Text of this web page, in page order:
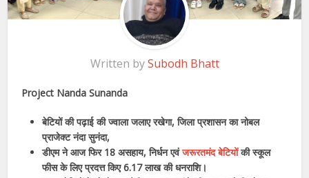
Written bySubodh Bhatt
Project Nanda Sunanda
बेटियों की पढ़ाई की ज्वाला जलाए रखेगा, जिला प्रशासन का नोबल
प्राजेक्ट नंदा सुनंदा,
डीएम ने आज फिर 18 असहाय, निर्धन एवंजरूरतमंद बेटियोंकी स्कूल
फीस के लिए प्रदत्त किए 6.17 लाख की धनराशि।